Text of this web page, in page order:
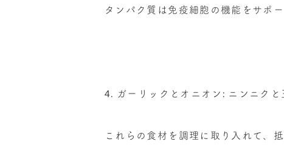
タンパク質は免疫細胞の機能をサポ
4. ガーリックとオニオン: ニンニク
これらの食材を調理に取り入れて、